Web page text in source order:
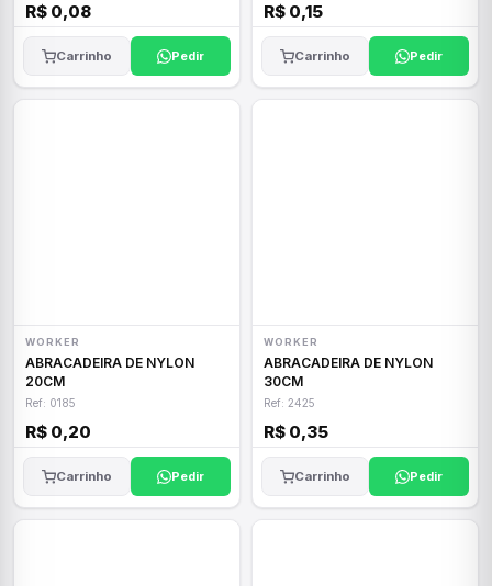
R$ 0,08
Carrinho Pedir
R$ 0,15
Carrinho Pedir
WORKER
ABRACADEIRA DE NYLON
20CM
Ref: 0185
R$ 0,20
Carrinho Pedir
WORKER
ABRACADEIRA DE NYLON
30CM
Ref: 2425
R$ 0,35
Carrinho Pedir